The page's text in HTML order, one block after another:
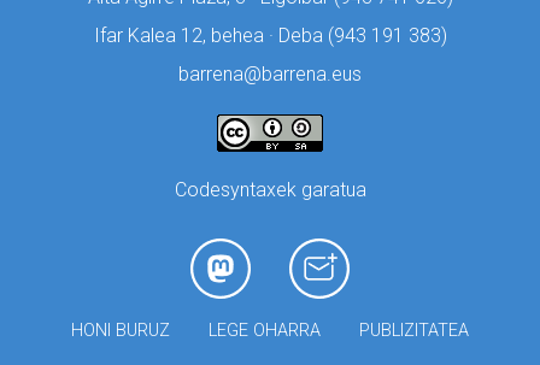
Ifar Kalea 12, behea · Deba (943 191 383)
barrena@barrena.eus
Codesyntaxek garatua
HONI BURUZ LEGE OHARRA PUBLIZITATEA